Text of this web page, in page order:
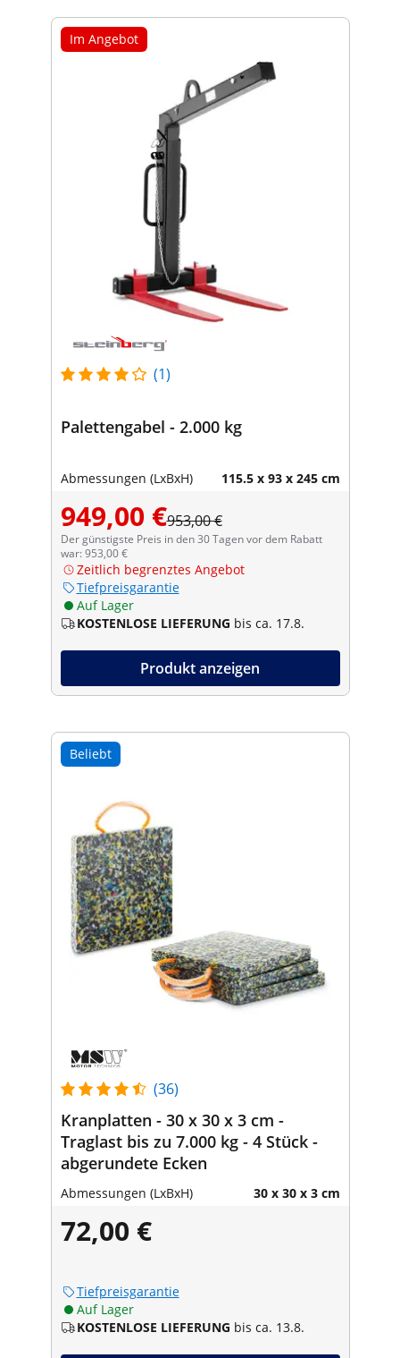
Im Angebot
(1)
Palettengabel - 2.000 kg
Abmessungen (LxBxH) 115.5 x 93 x 245 cm
949,00 €953,00 €
Der günstigste Preis in den 30 Tagen vor dem Rabatt
war: 953,00 €
Zeitlich begrenztes Angebot
Tiefpreisgarantie
Auf Lager
KOSTENLOSE LIEFERUNG bis ca. 17.8.
Produkt anzeigen
Beliebt
(36)
Kranplatten - 30 x 30 x 3 cm -
Traglast bis zu 7.000 kg - 4 Stück -
abgerundete Ecken
Abmessungen (LxBxH) 30 x 30 x 3 cm
72,00 €
Tiefpreisgarantie
Auf Lager
KOSTENLOSE LIEFERUNG bis ca. 13.8.